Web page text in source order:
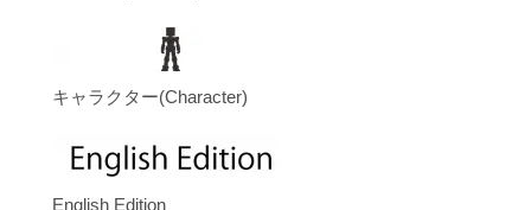
キャラクター(Character)
English Edition